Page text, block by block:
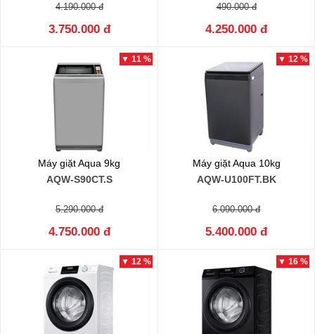
4.190.000 đ
3.750.000 đ
490.000 đ
4.250.000 đ
▼ 11 %
Máy giặt Aqua 9kg
AQW-S90CT.S
5.290.000 đ
4.750.000 đ
▼ 12 %
Máy giặt Aqua 10kg
AQW-U100FT.BK
6.090.000 đ
5.400.000 đ
▼ 12 % ▼ 16 %